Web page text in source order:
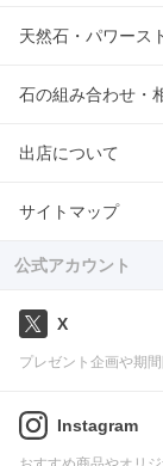
天然石・パワース
石の組み合わせ・
出店について
サイトマップ
公式アカウント
X
プレゼント企画や期
Instagram